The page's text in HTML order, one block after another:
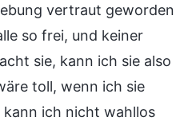
vertraut geworden
so frei, und keiner
sie, kann ich sie also
toll, wenn ich sie
kann ich nicht wahllos